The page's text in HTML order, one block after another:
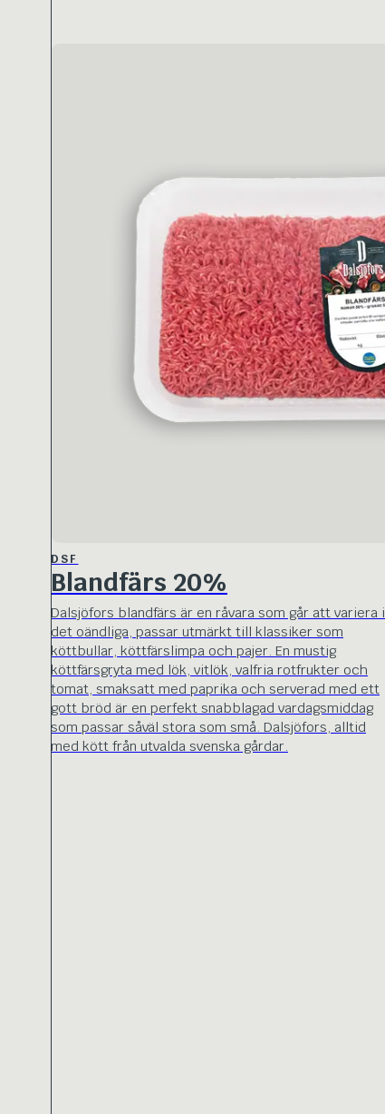
DSF
Blandfärs 20%
Dalsjöfors blandfärs är en råvara som går att variera i
det oändliga, passar utmärkt till klassiker som
köttbullar, köttfärslimpa och pajer. En mustig
köttfärsgryta med lök, vitlök, valfria rotfrukter och
tomat, smaksatt med paprika och serverad med ett
gott bröd är en perfekt snabblagad vardagsmiddag
som passar såväl stora som små. Dalsjöfors, alltid
med kött från utvalda svenska gårdar.